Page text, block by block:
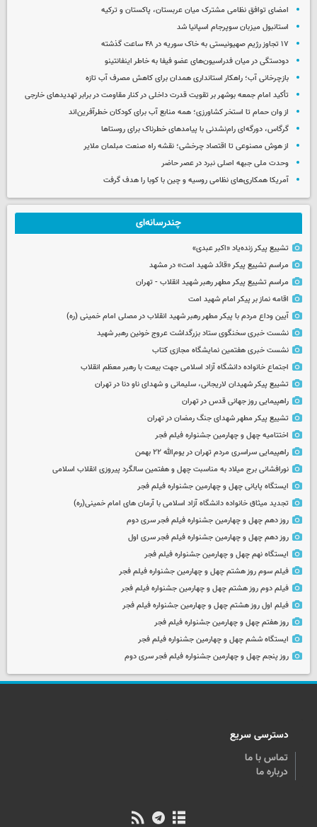
امضای توافق نظامی مشترک میان عربستان، پاکستان و ترکیه
استانبول میزبان سوپرجام اسپانیا شد
۱۷ تجاوز رژیم صهیونیستی به خاک سوریه در ۴۸ ساعت گذشته
دودستگی در میان فدراسیون‌های عضو فیفا به خاطر اینفانتینو
بازچرخانی آب؛ راهکار استانداری همدان برای کاهش مصرف آب تازه
تأکید امام جمعه بوشهر بر تقویت قدرت داخلی در کنار مقاومت در برابر تهدیدهای خارجی
از وان حمام تا استخر کشاورزی؛ همه منابع آب برای کودکان خطرآفرین‌اند
گرگاس، دورگه‌ای رام‌نشدنی با پیامدهای خطرناک برای روستاها
از هوش مصنوعی تا اقتصاد چرخشی؛ نقشه راه صنعت مبلمان ملایر
وحدت ملی جبهه اصلی نبرد در عصر حاضر
آمریکا همکاری‌های نظامی روسیه و چین با کوبا را هدف گرفت
چندرسانه‌ای
تشییع پیکر زنده‌یاد «اکبر عبدی»
مراسم تشییع پیکر «قائد شهید امت» در مشهد
مراسم تشییع پیکر مطهر رهبر شهید انقلاب - تهران
اقامه نماز بر پیکر امام شهید امت
آیین وداع مردم با پیکر مطهر رهبر شهید انقلاب در مصلی امام خمینی (ره)
نشست خبری سخنگوی ستاد بزرگداشت عروج خونین رهبر شهید
نشست خبری هفتمین نمایشگاه مجازی کتاب
اجتماع خانواده دانشگاه آزاد اسلامی جهت بیعت با رهبر معظم انقلاب
تشییع پیکر شهیدان لاریجانی، سلیمانی و شهدای ناو دنا در تهران
راهپیمایی روز جهانی قدس در تهران
تشییع پیکر مطهر شهدای جنگ رمضان در تهران
اختتامیه چهل و چهارمین جشنواره فیلم فجر
راهپیمایی سراسری مردم تهران در یوم‌الله ۲۲ بهمن
نورافشانی برج میلاد به مناسبت چهل‌ و هفتمین سالگرد پیروزی انقلاب اسلامی
ایستگاه پایانی چهل و چهارمین جشنواره فیلم فجر
تجدید میثاق خانواده دانشگاه آزاد اسلامی با آرمان های امام خمینی(ره)
روز دهم چهل و چهارمین جشنواره فیلم فجر سری دوم
روز دهم چهل و چهارمین جشنواره فیلم فجر سری اول
ایستگاه نهم چهل و چهارمین جشنواره فیلم فجر
فیلم سوم روز هشتم چهل و چهارمین جشنواره فیلم فجر
فیلم دوم روز هشتم چهل و چهارمین جشنواره فیلم فجر
فیلم اول روز هشتم چهل و چهارمین جشنواره فیلم فجر
روز هفتم چهل و چهارمین جشنواره فیلم فجر
ایستگاه ششم چهل و چهارمین جشنواره فیلم فجر
روز پنجم چهل و چهارمین جشنواره فیلم فجر سری دوم
دسترسی سریع
تماس با ما
درباره ما